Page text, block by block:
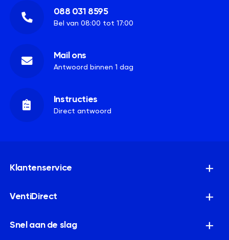
088 031 8595
Bel van 08:00 tot 17:00
Mail ons
Antwoord binnen 1 dag
Instructies
Direct antwoord
Klantenservice
VentiDirect
Snel aan de slag